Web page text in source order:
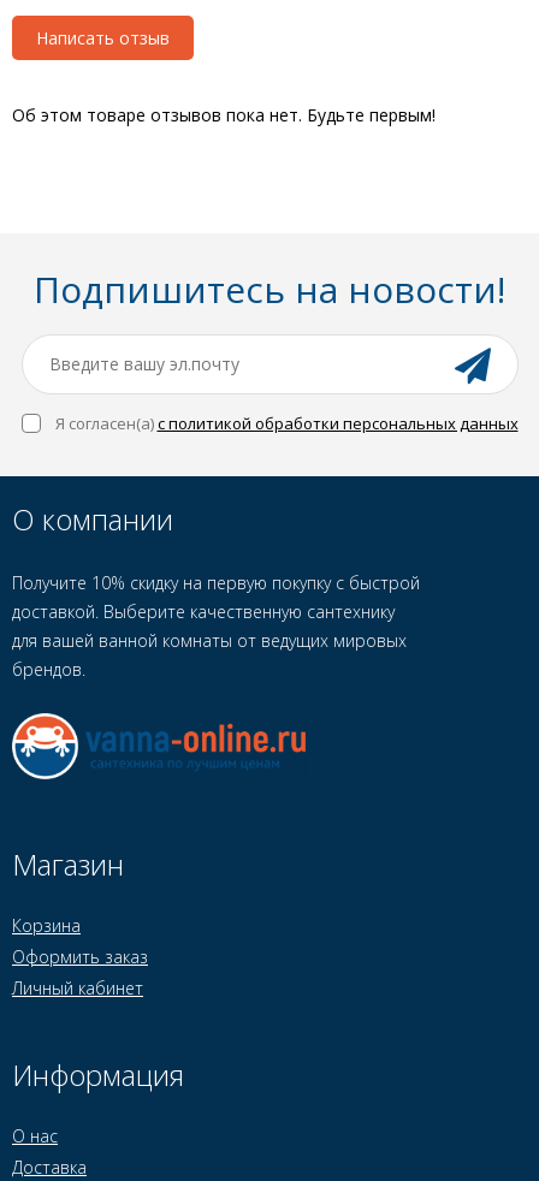
Написать отзыв
Об этом товаре отзывов пока нет. Будьте первым!
Подпишитесь на новости!
Я согласен(a)с политикой обработки персональных данных
О компании
Получите 10% скидку на первую покупку с быстрой
доставкой. Выберите качественную сантехнику
для вашей ванной комнаты от ведущих мировых
брендов.
Магазин
Корзина
Оформить заказ
Личный кабинет
Информация
О нас
Доставка